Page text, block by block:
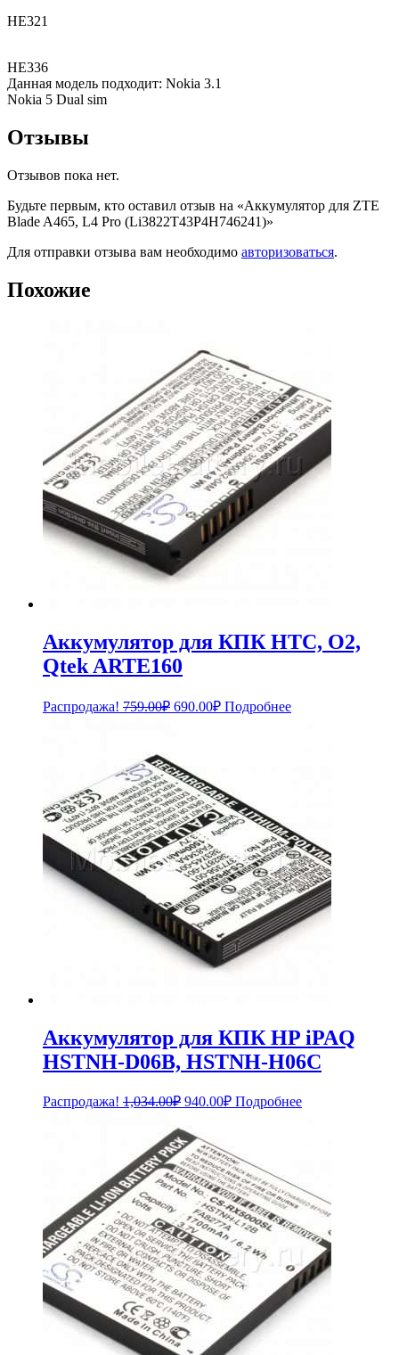
HE321
HE336
Данная модель подходит: Nokia 3.1
Nokia 5 Dual sim
Отзывы
Отзывов пока нет.
Будьте первым, кто оставил отзыв на «Аккумулятор для ZTE
Blade A465, L4 Pro (Li3822T43P4H746241)»
Для отправки отзыва вам необходимо авторизоваться.
Похожие
Аккумулятор для КПК HTC, O2,
Qtek ARTE160
Распродажа! 759.00₽ Первоначальная
690.00₽Текущая
цена:
Подробнее
Аккумулятор для КПК HP iPAQ
HSTNH-D06B, HSTNH-H06C
Распродажа! 1,034.00₽ Первоначальная
составляла
1,034.00₽.
940.00₽Текущая
Подробнее